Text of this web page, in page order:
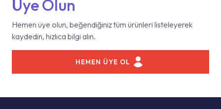
Üye Olun
Hemen üye olun, beğendiğiniz tüm ürünleri listeleyerek
kaydedin, hızlıca bilgi alın.
HEMEN ÜYE OL